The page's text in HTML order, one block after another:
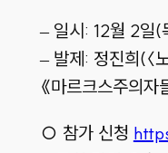
– 일시: 12월 2일(
– 발제: 정진희(〈
《마르크스주의자
○ 참가 신청